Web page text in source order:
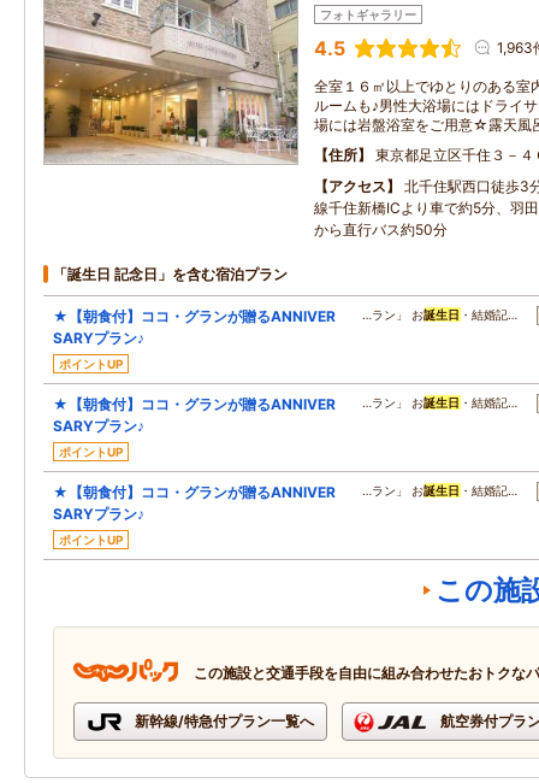
フォトギャラリー
4.5 1,963
全室１６㎡以上でゆとりのある室
ルームも♪男性大浴場にはドライ
場には岩盤浴室をご用意☆露天風
住所
東京都足立区千住３－４
アクセス
北千住駅西口徒歩3
線千住新橋ICより車で約5分、羽
から直行バス約50分
「誕生日 記念日」を含む宿泊プラン
★【朝食付】ココ・グランが贈るANNIVER
SARYプラン♪
ポイントUP
…ラン」 お誕生日 ・結婚記…
★【朝食付】ココ・グランが贈るANNIVER
SARYプラン♪
ポイントUP
…ラン」 お誕生日 ・結婚記…
★【朝食付】ココ・グランが贈るANNIVER
SARYプラン♪
ポイントUP
…ラン」 お誕生日 ・結婚記…
この施
この施設と交通手段を自由に組み合わせたおトクな
新幹線/特急付プラン一覧へ 航空券付プラ